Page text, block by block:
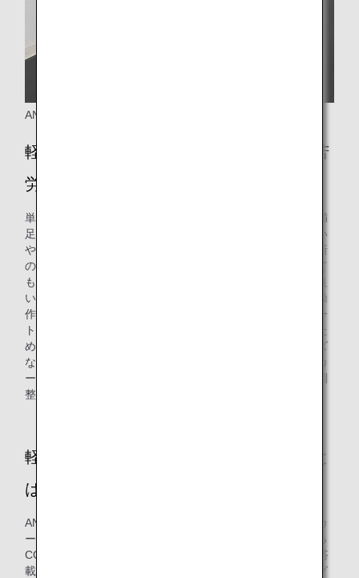
ANA CX推進室 商品企画部の西村さん
軽量型のサービスカートを導入した際に苦
労したことは？
単純に軽量化すればよいということではなく、お客様にご満
足いただけるサービスを提供するために、客室乗務員が扱い
やすいカートを導入することが大切です。メーカーから最新
の軽量型カートを取り寄せ、客室乗務員に実際に操作をして
もらい、感想を聞くなどして、導入にあたって、視認性の良
いドアロックや操作しやすいハンドル形状など、安全面や操
作性で数々の改良を重ねました。特に、従来型と新型のカー
トでは重量の差が大きく重心位置が異なり、操作性が違うた
め、客室乗務員へ事前の情報共有をしっかり行い、スムーズ
な導入に繋げました。機体への搭載にあたっては、大量のカ
ートをスケジュール通りに入れ替えるため、関連部署との調
整に苦労しました。
軽量型カートの導入に際し、工夫したこと
は？
ANAグループで保有している大量のカートを一度に軽量型カ
ートに入れ替えることはできません。カートの軽量化による
CO2排出量削減の効果が最も大きいのは、多くのカートを搭
載し長時間飛行する長距離路線機材です。そのため、ANAグ